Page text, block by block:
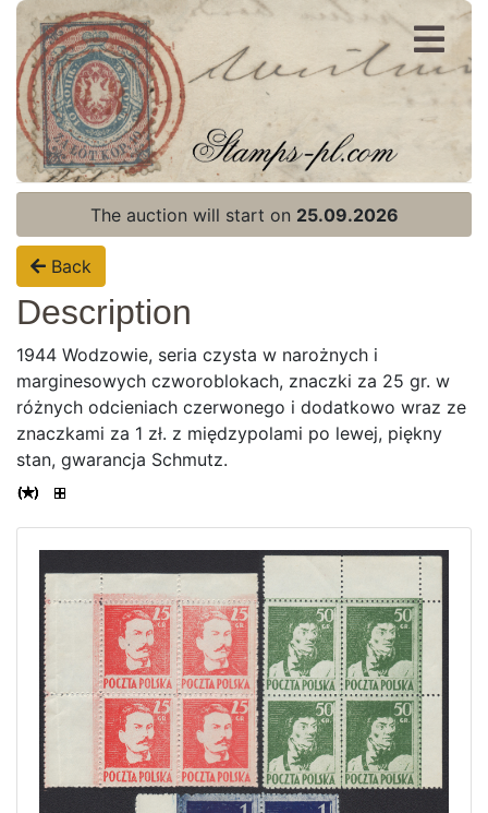
Register
Login
Home page
Current auction
Recent result
Archive
Regulation
Contact
The auction will start on 25.09.2026
Back
Description
1944 Wodzowie, seria czysta w narożnych i
marginesowych czworoblokach, znaczki za 25 gr. w
różnych odcieniach czerwonego i dodatkowo wraz ze
znaczkami za 1 zł. z międzypolami po lewej, piękny
stan, gwarancja Schmutz.